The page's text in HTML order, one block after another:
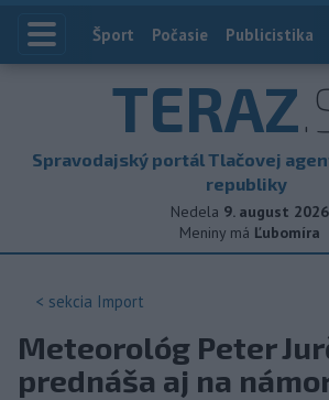
Index
Šport Počasie Publicistika
TERAZ
Spravodajský portál Tlačovej
republiky
Nedela 9. august 2026
Meniny má Ľubomíra
< sekcia Import
Meteorológ Peter
prednáša aj na